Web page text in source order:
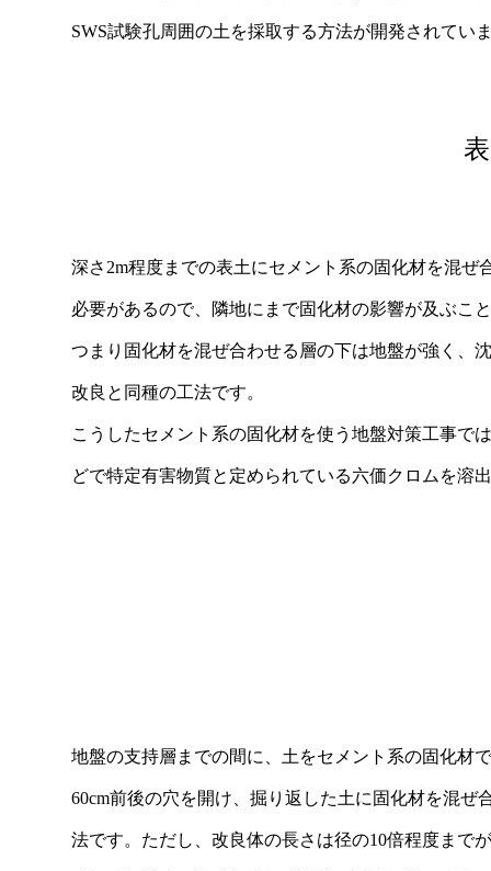
SWS試験孔周囲の土を採取する方法が開発されてい
深さ2m程度までの表土にセメント系の固化材を混
必要があるので、隣地にまで固化材の影響が及ぶこ
つまり固化材を混ぜ合わせる層の下は地盤が強く、
改良と同種の工法です。
こうしたセメント系の固化材を使う地盤対策工事で
どで特定有害物質と定められている六価クロムを溶
地盤の支持層までの間に、土をセメント系の固化材
60cm前後の穴を開け、掘り返した土に固化材を混
法です。ただし、改良体の長さは径の10倍程度まで